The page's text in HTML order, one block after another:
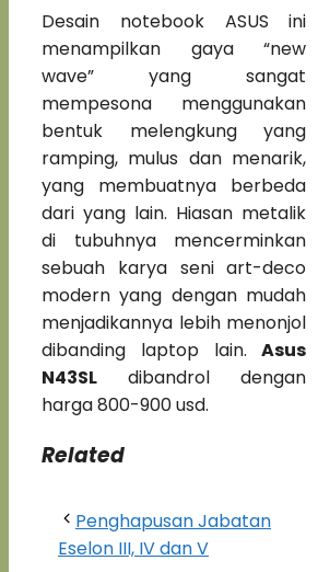
Desain notebook ASUS ini
menampilkan gaya “new
wave” yang sangat
mempesona menggunakan
bentuk melengkung yang
ramping, mulus dan menarik,
yang membuatnya berbeda
dari yang lain. Hiasan metalik
di tubuhnya mencerminkan
sebuah karya seni art-deco
modern yang dengan mudah
menjadikannya lebih menonjol
dibanding laptop lain.Asus
N43SL dibandrol dengan
harga 800-900 usd.
Related
Penghapusan Jabatan
Eselon III, IV dan V